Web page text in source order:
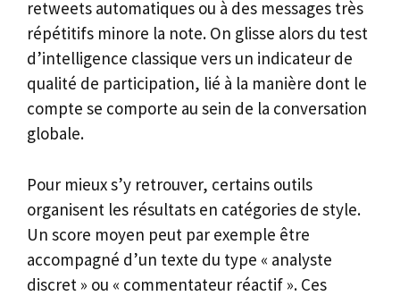
retweets automatiques ou à des messages très
répétitifs minore la note. On glisse alors du test
d’intelligence classique vers un indicateur de
qualité de participation, lié à la manière dont le
compte se comporte au sein de la conversation
globale.
Pour mieux s’y retrouver, certains outils
organisent les résultats en catégories de style.
Un score moyen peut par exemple être
accompagné d’un texte du type « analyste
discret » ou « commentateur réactif ». Ces